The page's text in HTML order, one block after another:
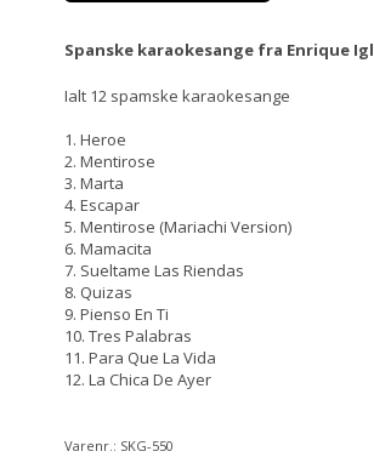
Spanske karaokesange fra Enrique
Ialt 12 spamske karaokesange
1. Heroe
2. Mentirose
3. Marta
4. Escapar
5. Mentirose (Mariachi Version)
6. Mamacita
7. Sueltame Las Riendas
8. Quizas
9. Pienso En Ti
10. Tres Palabras
11. Para Que La Vida
12. La Chica De Ayer
Varenr.: SKG-550